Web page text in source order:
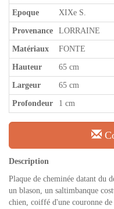
Epoque XIXe S.
Provenance LORRAINE
Matériaux FONTE
Hauteur 65 cm
Largeur 65 cm
Profondeur 1 cm
Description
Plaque de cheminée datant du
un blason, un saltimbanque
chien, coiffé d'une couronne